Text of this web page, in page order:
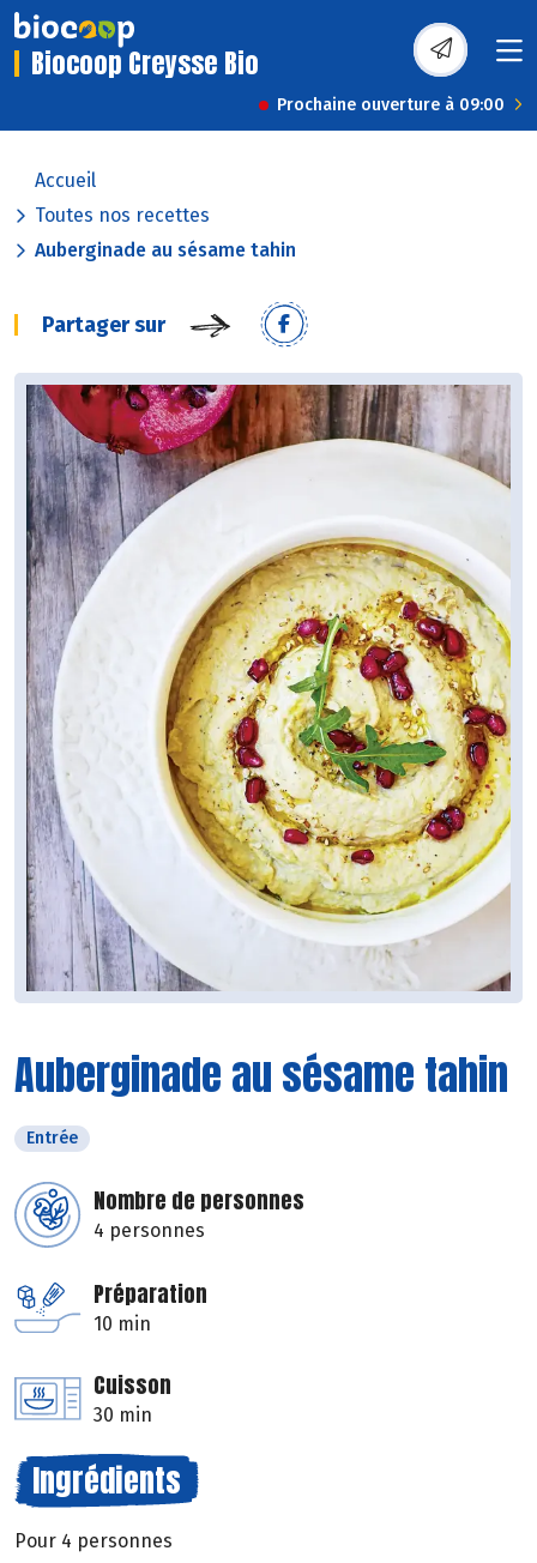
Biocoop Creysse Bio
Prochaine ouverture à 09:00
Accueil
Toutes nos recettes
Auberginade au sésame tahin
Partager sur
Auberginade au sésame tahin
Entrée
Nombre de personnes
4 personnes
Préparation
10 min
Cuisson
30 min
Ingrédients
Pour 4 personnes